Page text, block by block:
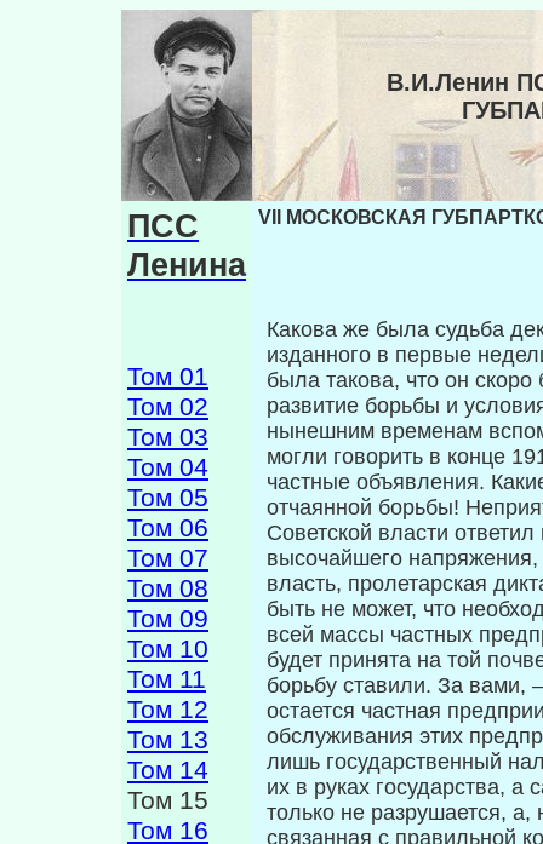
В.И.Ленин
ПСС
Ленина
Том 01
Том 02
Том 03
Том 04
Том 05
Том 06
Том 07
Том 08
Том 09
Том 10
Том 11
Том 12
Том 13
Том 14
Том 15
Том 16
VII МОСКОВСКАЯ
Какова же была судьба
изданного в первые
была такова, что он
развитие борьбы и
нынешним временам
могли говорить в конце
частные объявления.
отчаянной борь­бы!
Советской власти
высочайшего напряжения,
власть, пролетарская
быть не может, что
всей массы частных
будет принята на той
борьбу ставили. За
остается частная
обслуживания этих
лишь государственный
их в руках государства,
только не разрушается, а,
связанная с правильной